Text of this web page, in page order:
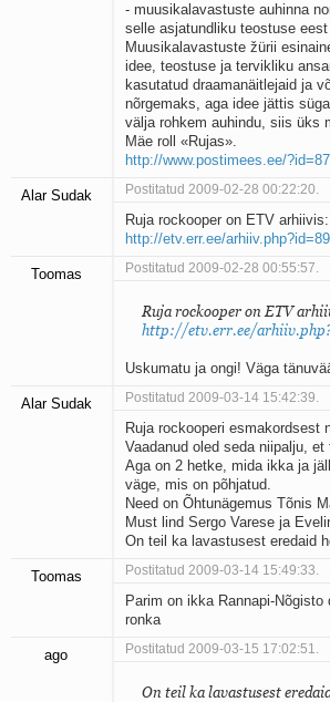
- muusikalavastuste auhinna
selle asjatundliku teostuse eest
Muusikalavastuste žürii
idee, teostuse ja tervikliku
kasutatud draamanäitlejaid ja
nõrgemaks, aga idee jättis
välja rohkem auhindu, siis üks
Mäe roll «Rujas».
http://www.postimees.ee/
Alar Sudak Postitatud 2009-02-28 00:22:20.
Ruja rockooper on ETV arhiivis:
http://etv.err.ee/
Toomas Postitatud 2009-02-28 00:55:57.
Ruja rockooper on ETV
http://etv.err.ee/
Uskumatu ja ongi! Väga
Alar Sudak Postitatud 2009-03-14 15:42:39.
Ruja rockooperi esmakordsest
Vaadanud oled seda niipalju,
Aga on 2 hetke, mida ikka ja
väge, mis on põhjatud.
Need on Õhtunägemus Tõnis
Must lind Sergo Varese ja
On teil ka lavastusest eredaid
Toomas Postitatud 2009-03-14 15:49:33.
Parim on ikka Rannapi-
ronka
ago Postitatud 2009-03-15 17:02:51.
On teil ka lavastusest